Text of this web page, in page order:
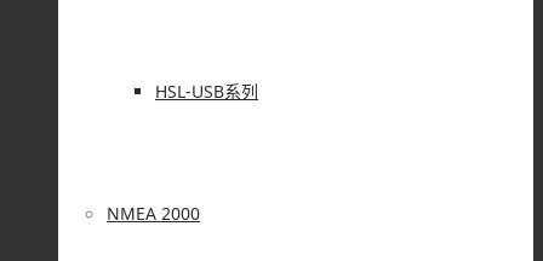
HSL-USB系列
NMEA 2000